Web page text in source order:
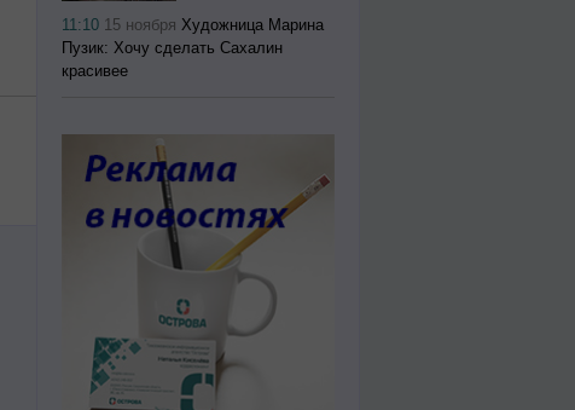
11:10 15 ноября Художница Марина
Пузик: Хочу сделать Сахалин
красивее